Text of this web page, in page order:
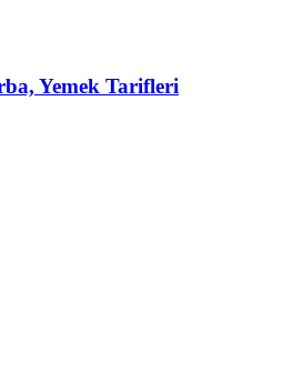
Yemek Tarifleri